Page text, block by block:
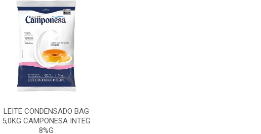
LEITE CONDENSADO BAG
5,0KG CAMPONESA INTEG
8%G